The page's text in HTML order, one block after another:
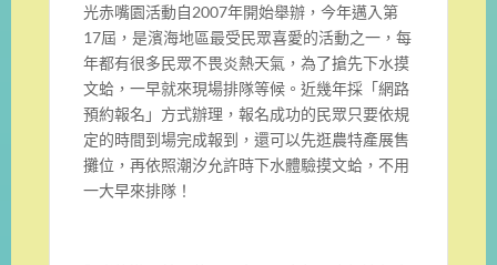
光赤嘴園活動自2007年開始舉辦，今年邁入第
17屆，是濱海地區最受民眾喜愛的活動之一，每
年都有很多民眾不畏炎熱天氣，為了搶先下水摸
文蛤，一早就來現場排隊等候。近幾年採「網路
預約報名」方式辦理，報名成功的民眾只要依規
定的時間到場完成報到，還可以先逛農特產展售
攤位，再依照潮汐允許時下水體驗摸文蛤，不用
一大早來排隊！